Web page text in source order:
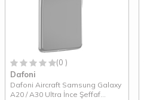
(0 )
Dafoni
Dafoni Aircraft Samsung Galaxy
A20 / A30 Ultra İnce Şeffaf